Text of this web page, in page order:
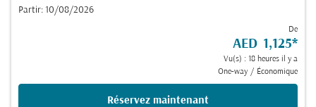
Partir: 10/08/2026
De
AED 1,125*
Vu(s) : 18 heures il y a
One-way / Économique
Réservez maintenant